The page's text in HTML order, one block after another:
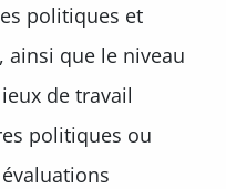
politiques et
que le niveau
de travail
politiques ou